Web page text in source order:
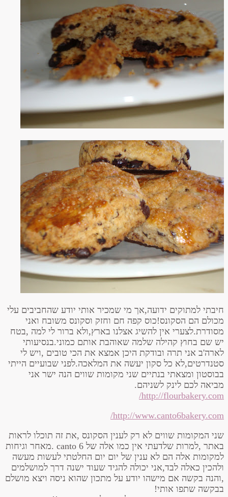
חיבתי למתוקים ידועה,אך מי שמכיר אותי יודע שהחביבים עלי
מכולם הם הסקונס!כוס קפה חם וחזק וסקונס משובח ואני
מסודרת.לצערי אין להשיג אצלנו בארץ,ולא ברור לי למה ,בטח
יש שם בחוץ קהילה שלמה שאוהבת אותם כמוני.בנסיעותי
לארה'ב אני תרה ובודקת היכן אמצא את הכי טובים ,ויש לי
סטנדרטים,לא כל סקון יעשה את המלאכה.לפני שבועיים הייתי
בבוסטון ומצאתי בנתיים שני מקומות שווים הנה ישר אני
מביאה לכם לינק לשניהם.
http://flourbakery.com/
http://www.canto6bakery.com/
שני המקומות שווים לא רק לענין הסקונס ,את זה תוכלו לראות
באתר ,למרות שלדעתי אין כמו אלה של canto 6 .מאחר וגיחות
למקומות אלה הם לא ענין של יום יום החלטתי לעשות מעשה
ולהכין כאלה לבד,אני יכולה להגיד שעוד ישנה דרך למושלמים
,והנה בקשה אם מישהו יודע על מתכון שהוא ניסה ויצא מושלם
בבקשה שתפו אותי!